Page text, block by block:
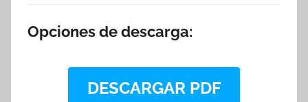
Opciones de descarga:
DESCARGAR PDF